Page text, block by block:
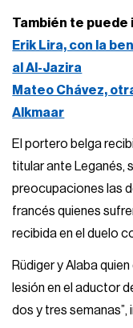
También te
Erik Lira, con la
al Al-Jazira
Mateo Chávez,
Alkmaar
El portero belga
titular ante Leganés,
preocupaciones las
francés quienes
recibida en el duelo
Rüdiger y Alaba
lesión en el aductor
dos y tres